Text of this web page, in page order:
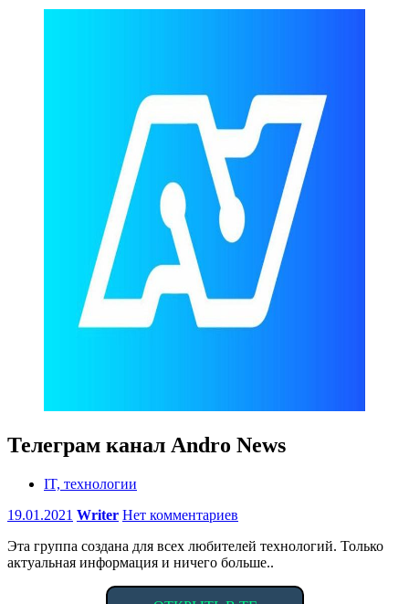
Телеграм канал Andro News
IT, технологии
19.01.2021 Writer Нет комментариев
Эта группа создана для всех любителей технологий. Только
актуальная информация и ничего больше..